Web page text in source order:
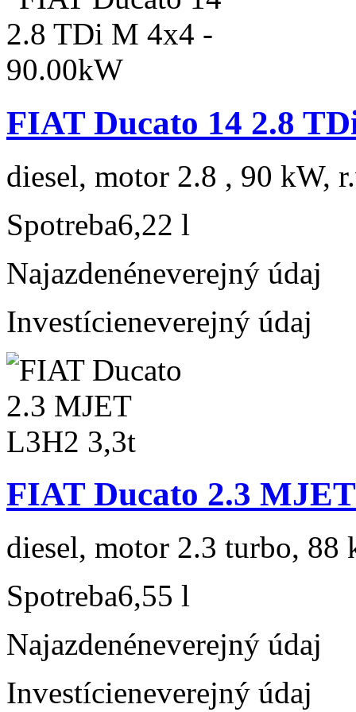
FIAT Ducato 14 2.8
diesel, motor 2.8 , 90 kW,
Spotreba6,22 l
Najazdenéneverejný údaj
Investícieneverejný údaj
FIAT Ducato 2.3
diesel, motor 2.3 turbo, 88
Spotreba6,55 l
Najazdenéneverejný údaj
Investícieneverejný údaj